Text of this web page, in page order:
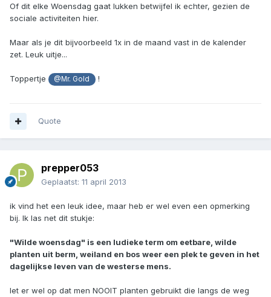
Of dit elke Woensdag gaat lukken betwijfel ik echter, gezien de
sociale activiteiten hier.
Maar als je dit bijvoorbeeld 1x in de maand vast in de kalender
zet. Leuk uitje...
Toppertje @Mr. Gold !
Quote
prepper053
Geplaatst: 11 april 2013
ik vind het een leuk idee, maar heb er wel even een opmerking
bij. Ik las net dit stukje:
"Wilde woensdag" is een ludieke term om eetbare, wilde
planten uit berm, weiland en bos weer een plek te geven in het
dagelijkse leven van de westerse mens.
let er wel op dat men NOOIT planten gebruikt die langs de weg